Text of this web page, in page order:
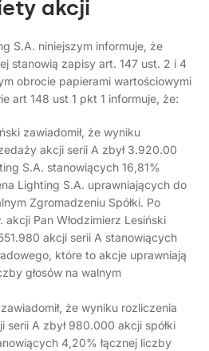
akcji
S.A. niniejszym informuje, że
stanowią zapisy art. 147 ust. 2 i 4
obrocie papierami wartościowymi
art 148 ust 1 pkt 1 informuje, że:
zawiadomił, że wyniku
akcji serii A zbył 3.920.00
S.A. stanowiących 16,81%
Lighting S.A. uprawniających do
Zgromadzeniu Spółki. Po
Pan Włodzimierz Lesiński
akcji serii A stanowiących
które to akcje uprawniają
głosów na walnym
że wyniku rozliczenia
A zbył 980.000 akcji spółki
4,20% łącznej liczby